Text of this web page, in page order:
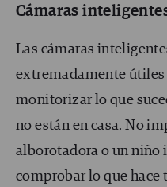
Cámaras
Las cámaras
extremadamente útiles
monitorizar lo que
no están en casa. No
alborotadora o un niño
comprobar lo que hace